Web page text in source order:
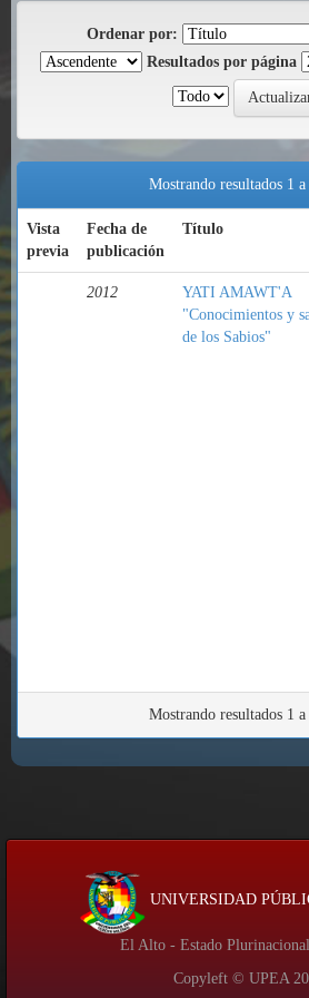
Ordenar por:
Resultados por página
Mostrando resultados 1 a
Vista
previa
Fecha de
publicación
Título
2012
YATI AMAWT'A
"Conocimientos y
de los Sabios"
Mostrando resultados 1 a
UNIVERSIDAD
El Alto - Estado
Copyleft © UPEA